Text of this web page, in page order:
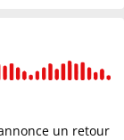
un retour